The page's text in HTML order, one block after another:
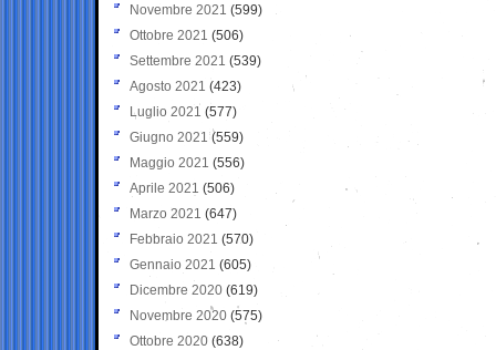
Novembre 2021 (599)
Ottobre 2021 (506)
Settembre 2021 (539)
Agosto 2021 (423)
Luglio 2021 (577)
Giugno 2021(559)
Maggio 2021 (556)
Aprile 2021 (506)
Marzo 2021 (647)
Febbraio 2021 (570)
Gennaio 2021 (605)
Dicembre 2020 (619)
Novembre 2020 (575)
Ottobre 2020 (638)